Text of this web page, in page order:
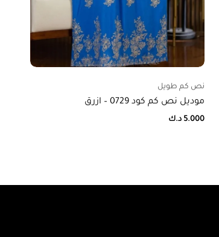
نص كم طويل
موديل نص كم كود 0729 – ازرق
5.000 د.ك